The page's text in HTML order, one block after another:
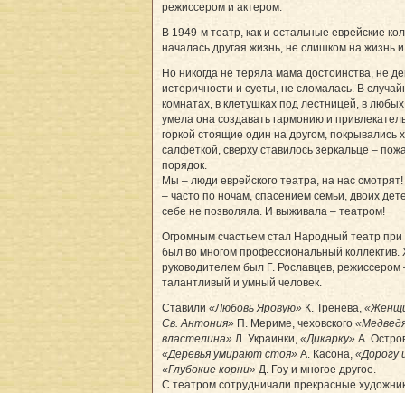
режиссером и актером.
В 1949-м театр, как и остальные еврейские
началась другая жизнь, не слишком на жизнь
Но никогда не теряла мама достоинства, не
истеричности и суеты, не сломалась. В
комнатах, в клетушках под лестницей, в
умела она создавать гармонию и
горкой стоящие один на другом, покрывались
салфеткой, сверху ставилось зеркальце –
порядок.
Мы – люди еврейского театра, на нас
– часто по ночам, спасением семьи, двоих
себе не позволяла. И выживала – театром!
Огромным счастьем стал Народный театр
был во многом профессиональный
руководителем был Г. Рославцев,
талантливый и умный человек.
Ставили «Любовь Яровую» К. Тренева,
Св. Антония» П. Мериме, чеховского
властелина» Л. Украинки, «Дикарку» А.
«Деревья умирают стоя» А. Касона, «Дорогу
«Глубокие корни» Д. Гоу и многое другое.
С театром сотрудничали прекрасные